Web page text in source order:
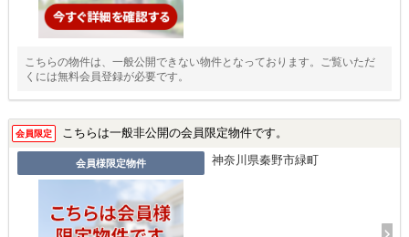
こちらの物件は、一般公開できない物件となっております。ご覧いただ
くには無料会員登録が必要です。
会員限定 こちらは一般非公開の会員限定物件です。
会員様限定物件 神奈川県秦野市緑町